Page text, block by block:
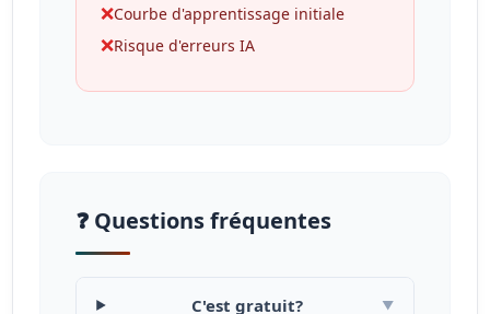
❌Courbe d'apprentissage initiale
❌Risque d'erreurs IA
❓ Questions fréquentes
C'est gratuit? ▼